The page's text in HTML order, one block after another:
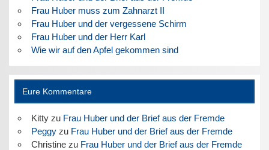
Frau Huber muss zum Zahnarzt II
Frau Huber und der vergessene Schirm
Frau Huber und der Herr Karl
Wie wir auf den Apfel gekommen sind
Eure Kommentare
Kittyzu Frau Huber und der Brief aus der Fremde
Peggyzu Frau Huber und der Brief aus der Fremde
Christinezu Frau Huber und der Brief aus der Fremde